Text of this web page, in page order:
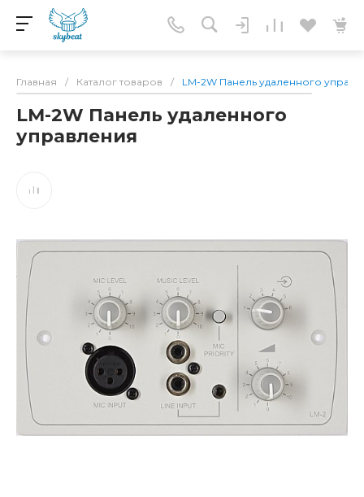
Главная / Каталог товаров / LM-2W Панель удаленного
LM-2W Панель удаленного
управления